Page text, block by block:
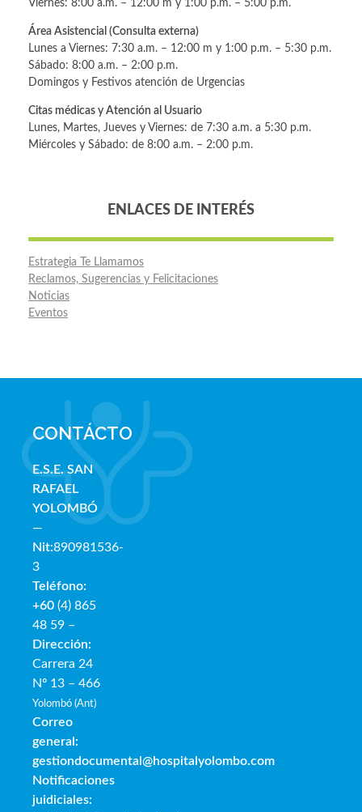
Viernes: 8:00 a.m. – 12:00 m y 1:00 p.m. – 5:00 p.m.
Área Asistencial (Consulta externa)
Lunes a Viernes: 7:30 a.m. – 12:00 m y 1:00 p.m. – 5:30 p.m.
Sábado: 8:00 a.m. – 2:00 p.m.
Domingos y Festivos atención de Urgencias
Citas médicas y Atención al Usuario
Lunes, Martes, Jueves y Viernes: de 7:30 a.m. a 5:30 p.m.
Miércoles y Sábado: de 8:00 a.m. – 2:00 p.m.
ENLACES DE INTERÉS
Estrategia Te Llamamos
Reclamos, Sugerencias y Felicitaciones
Noticias
Eventos
CONTÁCTO
E.S.E. SAN
RAFAEL
YOLOMBÓ
—
Nit:890981536-
3
Teléfono:
+60 (4) 865
48 59 –
Dirección:
Carrera 24
Nº 13 – 466
Yolombó (Ant)
Correo
general:
gestiondocumental@hospitalyolombo.com
Notificaciones
juidiciales: